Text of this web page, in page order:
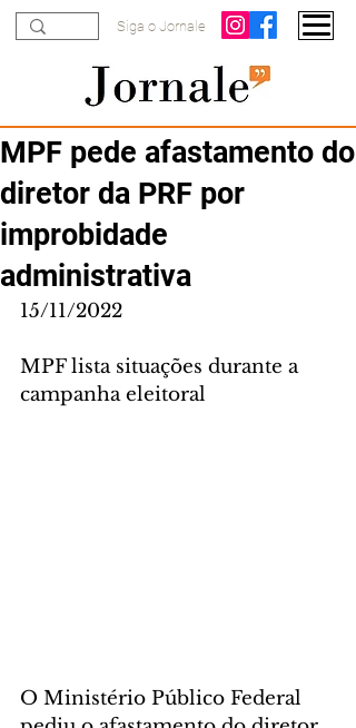
Siga o Jornale
MPF pede afastamento do
diretor da PRF por
improbidade
administrativa
15/11/2022
MPF lista situações durante a
campanha eleitoral
O Ministério Público Federal